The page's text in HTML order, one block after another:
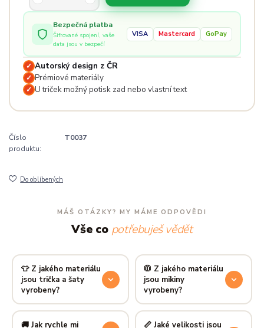
Bezpečná platba
Šifrované spojení, vaše
data jsou v bezpečí
VISA Mastercard GoPay
✓ Autorský design z ČR
✓ Prémiové materiály
✓ U triček možný potisk zad nebo vlastní text
Číslo
produktu:
T0037
Do oblíbených
MÁŠ OTÁZKY? MY MÁME ODPOVĚDI
Vše co potřebuješ vědět
👕 Z jakého materiálu
jsou trička a šaty
vyrobeny?
Používáme prémiovou 100%
bavlnu — měkkou na dotek,
🧥 Z jakého materiálu
jsou mikiny
vyrobeny?
Mikiny šijeme ze směsi80 %
bavlny a 20 % polyesteru
🚚 Jak rychle mi
📏 Jaké velikosti jsou